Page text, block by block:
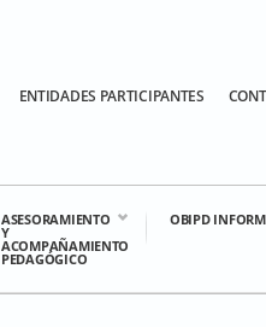
ENTIDADES PARTICIPANTES
ASESORAMIENTO
Y
ACOMPAÑAMIENTO
PEDAGÓGICO
OBIPD